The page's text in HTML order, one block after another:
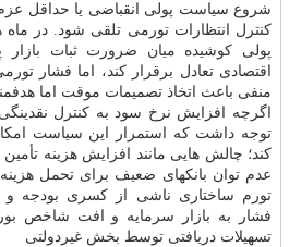
شروع سیاست پولی انقباضی یا حداقل
کنترل انتظارات تورمی تلقی شود. در
پولی کوشیده میان ضرورت ثبات بازار
اقتصادی تعادل برقرار کند، اما فشار
منفی باعث اتخاذ تصمیمات موقت اما
اگرچه افزایش نرخ سود به کنترل
توجه داشت که استمرار این سیاست
کند؛ چالش هایی مانند افزایش هزینه تأمین
عدم توان بانکهای ضعیف برای تحمل
تورم ساختاری ناشی از کسری بودجه و
فشار به بازار سرمایه و افت شاخص
تسهیلات دریافتی توسط بخش غیردولتی